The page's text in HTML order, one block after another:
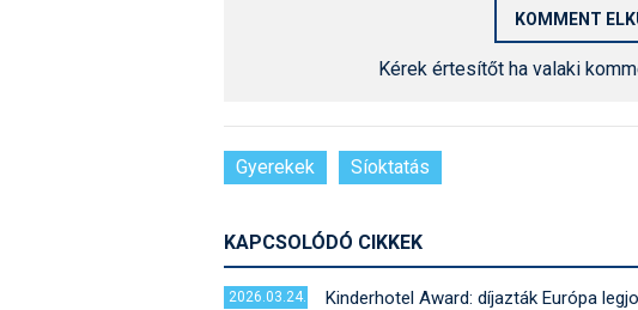
Kérek értesítőt ha valaki
Gyerekek Síoktatás
KAPCSOLÓDÓ CIKKEK
2026.03.24. Kinderhotel Award: díjazták Európa